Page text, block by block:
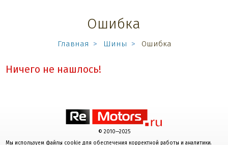
Ошибка
Главная Шины Ошибка
Ничего не нашлось!
© 2010—2025
Мы используем файлы cookie для обеспечения корректной работы и аналитики.